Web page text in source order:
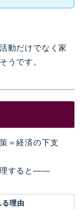
動だけでなく家
うです。
＝経済の下支
理すると――
る理由